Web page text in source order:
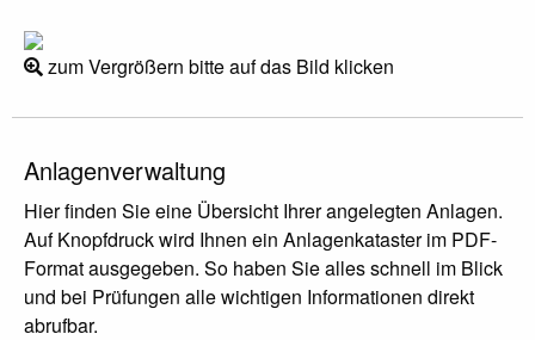
zum Vergrößern bitte auf das Bild klicken
Anlagenverwaltung
Hier finden Sie eine Übersicht Ihrer angelegten Anlagen.
Auf Knopfdruck wird Ihnen ein Anlagenkataster im PDF-
Format ausgegeben. So haben Sie alles schnell im Blick
und bei Prüfungen alle wichtigen Informationen direkt
abrufbar.